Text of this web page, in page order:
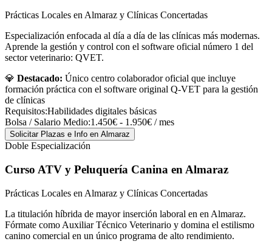
Prácticas Locales en Almaraz y Clínicas Concertadas
Especialización enfocada al día a día de las clínicas más modernas.
Aprende la gestión y control con el software oficial número 1 del
sector veterinario: QVET.
💎 Destacado: Único centro colaborador oficial que incluye
formación práctica con el software original Q-VET para la gestión
de clínicas
Requisitos:Habilidades digitales básicas
Bolsa / Salario Medio:1.450€ - 1.950€ / mes
Solicitar Plazas e Info en Almaraz
Doble Especialización
Curso ATV y Peluquería Canina en Almaraz
Prácticas Locales en Almaraz y Clínicas Concertadas
La titulación híbrida de mayor inserción laboral en en Almaraz.
Fórmate como Auxiliar Técnico Veterinario y domina el estilismo
canino comercial en un único programa de alto rendimiento.